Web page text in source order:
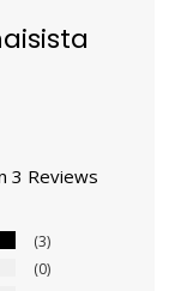
3 Reviews
3
0